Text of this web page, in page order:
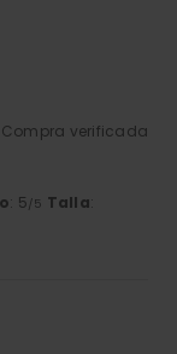
Compra verificada
: 5/5 Talla: